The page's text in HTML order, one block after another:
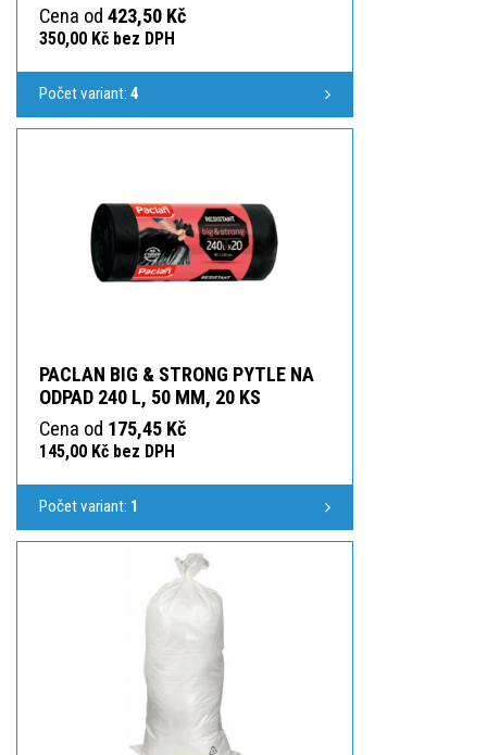
Cena od 423,50 Kč
350,00 Kč bez DPH
Počet variant: 4
PACLAN BIG & STRONG PYTLE NA
ODPAD 240 L, 50 ΜM, 20 KS
Cena od 175,45 Kč
145,00 Kč bez DPH
Počet variant: 1